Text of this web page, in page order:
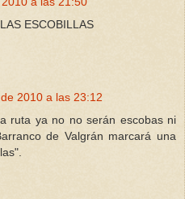
ESCOBILLAS
2010 a las 23:12
ruta ya no no serán escobas ni
de Valgrán marcará una